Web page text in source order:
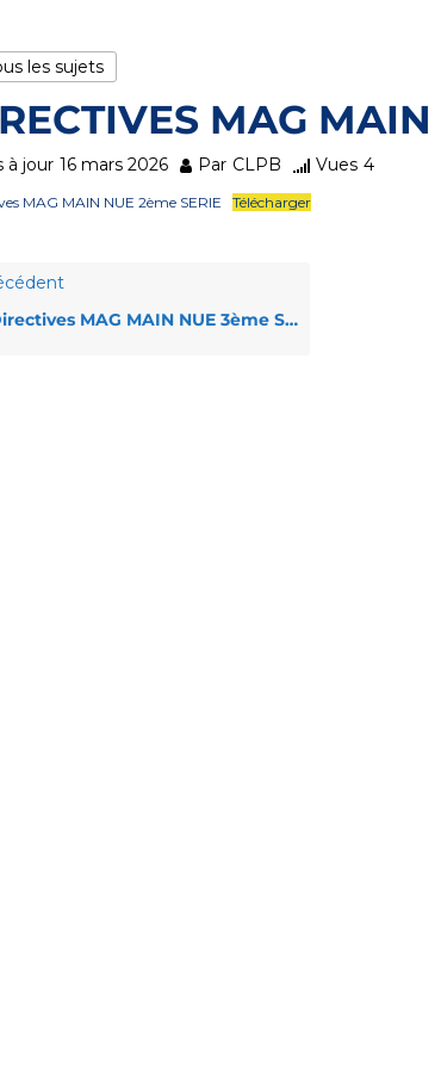
les sujets
MAG
à jour 16 mars 2026 Par CLPB Vues 4
MAG MAIN NUE 2ème SERIE Télécharger
MAG MAIN NUE 3ème SERIE